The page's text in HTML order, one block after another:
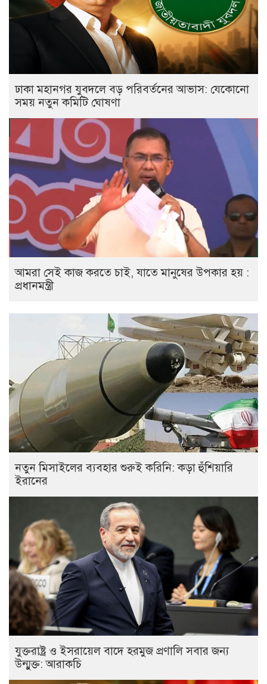
ঢাকা মহানগর যুবদলে বড় পরিবর্তনের আভাস: যেকোনো
সময় নতুন কমিটি ঘোষণা
আমরা সেই কাজ করতে চাই, যাতে মানুষের উপকার হয় :
প্রধানমন্ত্রী
নতুন মিসাইলের ব্যবহার শুরুই করিনি: কড়া হুঁশিয়ারি
ইরানের
যুক্তরাষ্ট্র ও ইসরায়েল বাদে হরমুজ প্রণালি সবার জন্য
উন্মুক্ত: আরাকচি